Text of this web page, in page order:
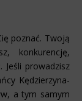
poznać. Twoją
konkurencję,
Jeśli prowadzisz
Kędzierzyna-
a tym samym